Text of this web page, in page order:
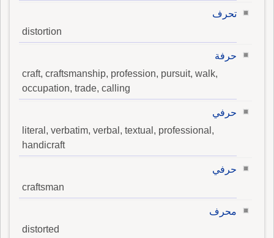
تحرف
distortion
حرفة
craft, craftsmanship, profession, pursuit, walk,
occupation, trade, calling
حرفي
literal, verbatim, verbal, textual, professional,
handicraft
حرفي
craftsman
محرف
distorted